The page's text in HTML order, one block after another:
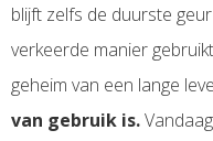
blijft zelfs de duurste
verkeerde manier
geheim van een lange
van gebruik is.